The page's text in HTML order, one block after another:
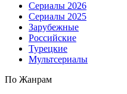
Сериалы 2026
Сериалы 2025
Зарубежные
Российские
Турецкие
Мультсериалы
По Жанрам